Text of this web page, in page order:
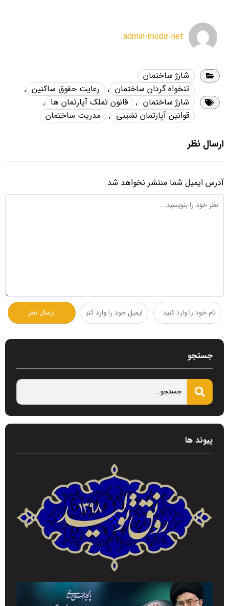
admin-modir-net
شارژ ساختمان
تنخواه گردان ساختمان , رعایت حقوق ساکنین ,
شارژ ساختمان , قانون تملک آپارتمان ها ,
قوانین آپارتمان نشینی , مدریت ساختمان
ارسال نظر
آدرس ایمیل شما منتشر نخواهد شد.
جستجو
پیوند ها